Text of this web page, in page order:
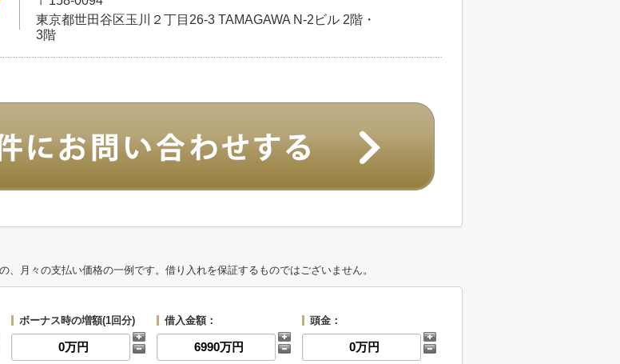
東京都世田谷区玉川２丁目26-3 TAMAGAWA N-2ビル 2階・
3階
、月々の支払い価格の一例です。借り入れを保証するものではございません。
ボーナス時の増額(1回分) 借入金額： 頭金：